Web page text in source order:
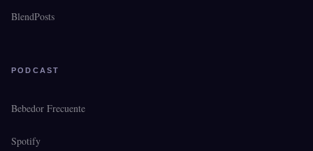
BlendPosts
PODCAST
Bebedor Frecuente
Spotify